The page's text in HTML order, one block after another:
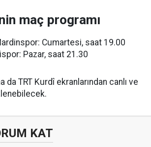
maç programı
Cumartesi, saat 19.00
Pazar, saat 21.30
da TRT Kurdî ekranlarından canlı ve
KAT